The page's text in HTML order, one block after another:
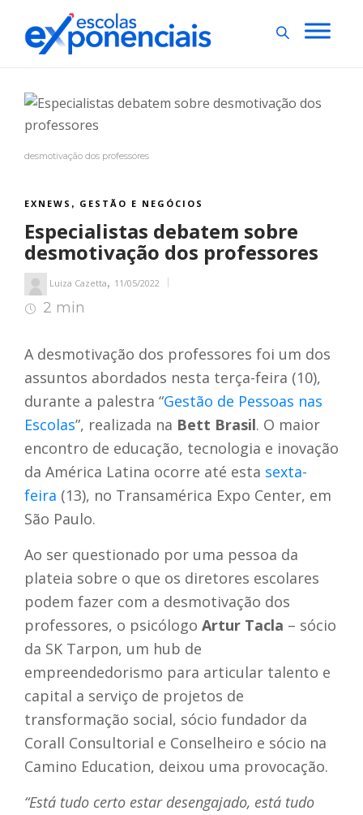
desmotivação dos professores
EXNEWS , GESTÃO E NEGÓCIOS
Especialistas debatem sobre
desmotivação dos professores
Luiza Cazetta, 11/05/2022
2 min
A desmotivação dos professores foi um dos
assuntos abordados nesta terça-feira (10),
durante a palestra “Gestão de Pessoas nas
Escolas”, realizada na Bett Brasil. O maior
encontro de educação, tecnologia e inovação
da América Latina ocorre até esta sexta-
feira (13), no Transamérica Expo Center, em
São Paulo.
Ao ser questionado por uma pessoa da
plateia sobre o que os diretores escolares
podem fazer com a desmotivação dos
professores, o psicólogo Artur Tacla – sócio
da SK Tarpon, um hub de
empreendedorismo para articular talento e
capital a serviço de projetos de
transformação social, sócio fundador da
Corall Consultorial e Conselheiro e sócio na
Camino Education, deixou uma provocação.
“Está tudo certo estar desengajado, está tudo